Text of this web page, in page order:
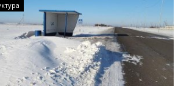
области стартовала
раннего картофеля
264